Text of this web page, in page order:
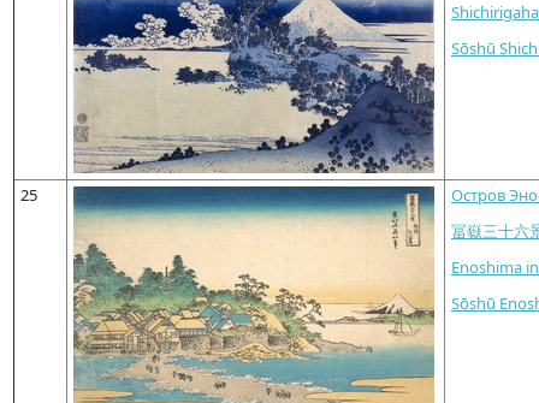
Sōshū
25
Остров
冨嶽三十
Enoshima
Sōshū